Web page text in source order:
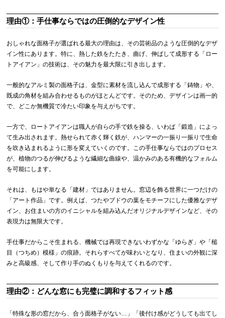
理由①：手仕事ならではの圧倒的なデザイン性
おしゃれな面格子が選ばれる最大の理由は、その芸術品のような圧倒的なデザ
イン性にあります。特に、熱した鉄をたたき、曲げ、伸ばして成形する「ロー
トアイアン」の技術は、その魅力を最大限に引き出します。
一般的なアルミ製の面格子は、金型に素材を流し込んで成形する「鋳物」や、
既成の角材を組み合わせるものがほとんどです。そのため、デザインは画一的
で、どこか無機質で冷たい印象を与えがちです。
一方で、ロートアイアンは職人が自らの手で鉄を操る、いわば「鍛造」によっ
て生み出されます。熱せられて赤く輝く鉄が、ハンマーの一振り一振りで生命
を吹き込まれるように形を変えていくのです。この手仕事ならではのプロセス
が、植物のつるが伸びるような繊細な曲線や、温かみのある有機的なフォルム
を可能にします。
それは、もはや単なる「建材」ではありません。窓辺を飾る世界に一つだけの
「アート作品」です。例えば、つたやブドウの葉をモチーフにした優雅なデザ
イン、お住まいの方のイニシャルを組み込んだオリジナルデザインなど、その
表現力は無限大です。
手仕事だからこそ生まれる、機械では再現できないわずかな「ゆらぎ」や「槌
目（つちめ）模様」の痕跡。それらすべてが味わいとなり、住まいの外観に深
みと高級感、そして作り手のぬくもりを与えてくれるのです。
理由②：どんな窓にも完璧に調和するフィット感
「特殊な形の窓だから、合う面格子がない…」「後付け感がどうしても出てし